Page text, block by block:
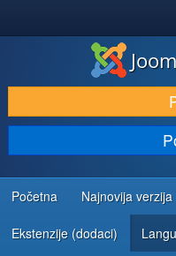
PREUZIMANJE I PROŠIRENJA
OTKRIJTE I NAUČITE
ZAJEDNICA I PODRŠKA
RESURSI ZA RAZVOJ
Početna Najnovija verzija
Ekstenzije (dodaci)